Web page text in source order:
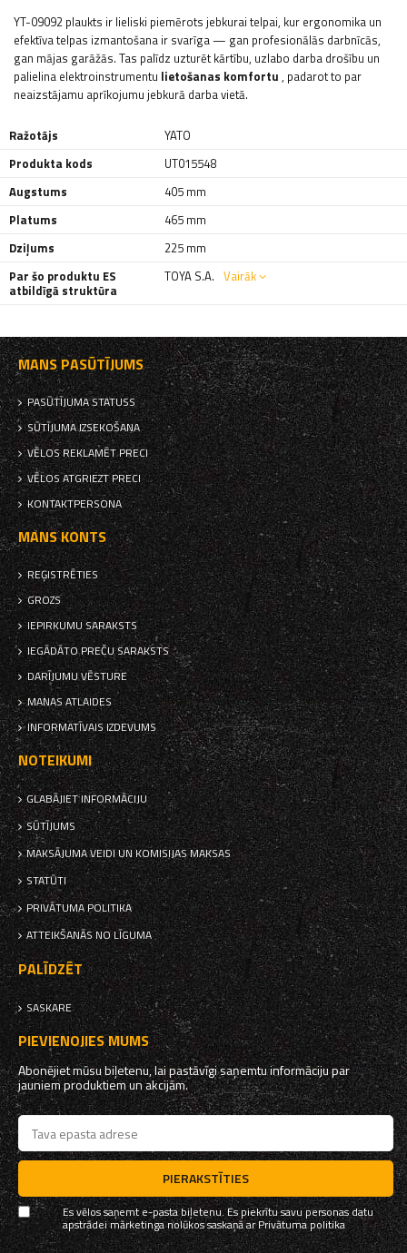
YT-09092 plaukts ir lieliski piemērots jebkurai telpai, kur ergonomika un
efektīva telpas izmantošana ir svarīga — gan profesionālās darbnīcās,
gan mājas garāžās. Tas palīdz uzturēt kārtību, uzlabo darba drošību un
palielina elektroinstrumentu lietošanas komfortu , padarot to par
neaizstājamu aprīkojumu jebkurā darba vietā.
Ražotājs
YATO
Produkta kods
UT015548
Augstums
405 mm
Platums
465 mm
Dziļums
225 mm
Par šo produktu ES
atbildīgā struktūra
TOYA S.A. Vairāk
MANS PASŪTĪJUMS
PASŪTĪJUMA STATUSS
SŪTĪJUMA IZSEKOŠANA
VĒLOS REKLAMĒT PRECI
VĒLOS ATGRIEZT PRECI
KONTAKTPERSONA
MANS KONTS
REĢISTRĒTIES
GROZS
IEPIRKUMU SARAKSTS
IEGĀDĀTO PREČU SARAKSTS
DARĪJUMU VĒSTURE
MANAS ATLAIDES
INFORMATĪVAIS IZDEVUMS
NOTEIKUMI
GLABĀJIET INFORMĀCIJU
SŪTĪJUMS
MAKSĀJUMA VEIDI UN KOMISIJAS MAKSAS
STATŪTI
PRIVĀTUMA POLITIKA
ATTEIKŠANĀS NO LĪGUMA
PALĪDZĒT
SASKARE
PIEVIENOJIES MUMS
Abonējiet mūsu biļetenu, lai pastāvīgi saņemtu informāciju par
jauniem produktiem un akcijām.
PIERAKSTĪTIES
Es vēlos saņemt e-pasta biļetenu. Es piekrītu savu personas datu
apstrādei mārketinga nolūkos saskaņā arPrivātuma politika